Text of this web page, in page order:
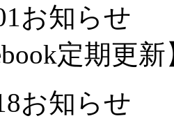
お知らせ
定期
お知らせ